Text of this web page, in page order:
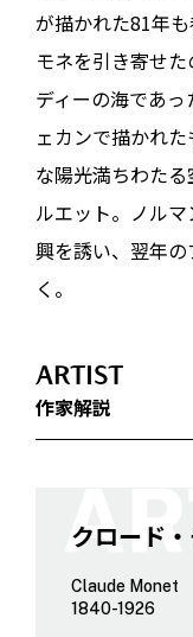
が描かれた81年
モネを引き寄せ
ディーの海であ
ェカンで描かれ
な陽光満ちわた
ルエット。ノル
興を誘い、翌年
く。
ARTIST
作家解説
クロード
Claude Monet
1840-1926